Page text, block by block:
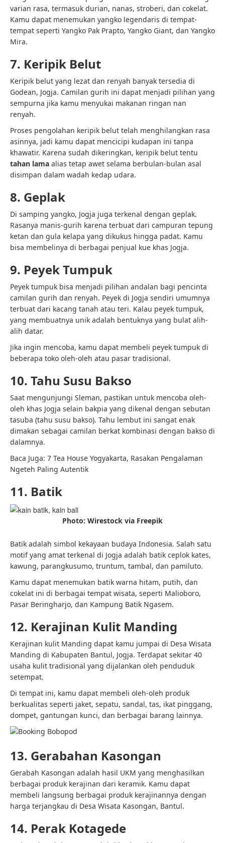
varian rasa, termasuk durian, nanas, stroberi, dan cokelat.
Kamu dapat menemukan yangko legendaris di tempat-
tempat seperti Yangko Pak Prapto, Yangko Giant, dan Yangko
Mira.
7. Keripik Belut
Keripik belut yang lezat dan renyah banyak tersedia di
Godean, Jogja. Camilan gurih ini dapat menjadi pilihan yang
sempurna jika kamu menyukai makanan ringan nan
renyah.
Proses pengolahan keripik belut telah menghilangkan rasa
asinnya, jadi kamu dapat mencicipi kudapan ini tanpa
khawatir. Karena sudah dikeringkan, keripik belut tentu
tahan lama alias tetap awet selama berbulan-bulan asal
disimpan dalam wadah kedap udara.
8. Geplak
Di samping yangko, Jogja juga terkenal dengan geplak.
Rasanya manis-gurih karena terbuat dari campuran tepung
ketan dan gula kelapa yang dikukus hingga padat. Kamu
bisa membelinya di berbagai penjual kue khas Jogja.
9. Peyek Tumpuk
Peyek tumpuk bisa menjadi pilihan andalan bagi pencinta
camilan gurih dan renyah. Peyek di Jogja sendiri umumnya
terbuat dari kacang tanah atau teri. Kalau peyek tumpuk,
yang membuatnya unik adalah bentuknya yang bulat alih-
alih datar.
Jika ingin mencoba, kamu dapat membeli peyek tumpuk di
beberapa toko oleh-oleh atau pasar tradisional.
10. Tahu Susu Bakso
Saat mengunjungi Sleman, pastikan untuk mencoba oleh-
oleh khas Jogja selain bakpia yang dikenal dengan sebutan
tasuba (tahu susu bakso). Tahu lembut ini sangat enak
dimakan sebagai camilan berkat kombinasi dengan bakso di
dalamnya.
Baca Juga: 7 Tea House Yogyakarta, Rasakan Pengalaman
Ngeteh Paling Autentik
11. Batik
Photo: Wirestock via Freepik
Batik adalah simbol kekayaan budaya Indonesia. Salah satu
motif yang amat terkenal di Jogja adalah batik ceplok kates,
kawung, parangkusumo, truntum, tambal, dan pamiluto.
Kamu dapat menemukan batik warna hitam, putih, dan
cokelat ini di berbagai tempat wisata, seperti Malioboro,
Pasar Beringharjo, dan Kampung Batik Ngasem.
12. Kerajinan Kulit Manding
Kerajinan kulit Manding dapat kamu jumpai di Desa Wisata
Manding di Kabupaten Bantul, Jogja. Terdapat sekitar 40
usaha kulit tradisional yang dijalankan oleh penduduk
setempat.
Di tempat ini, kamu dapat membeli oleh-oleh produk
berkualitas seperti jaket, sepatu, sandal, tas, ikat pinggang,
dompet, gantungan kunci, dan berbagai barang lainnya.
13. Gerabahan Kasongan
Gerabah Kasongan adalah hasil UKM yang menghasilkan
berbagai produk kerajinan dari keramik. Kamu dapat
membeli langsung berbagai produk kerajinannya dengan
harga terjangkau di Desa Wisata Kasongan, Bantul.
14. Perak Kotagede